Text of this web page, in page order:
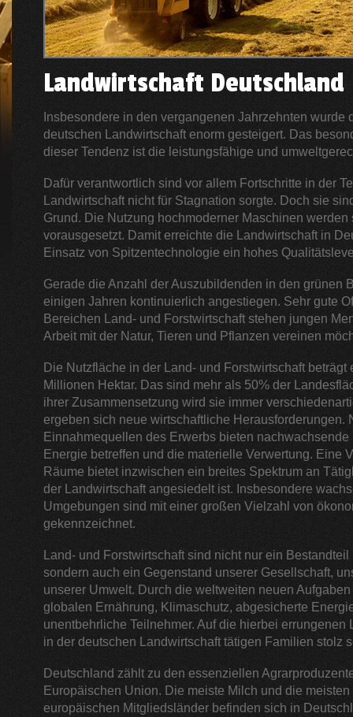
Landwirtschaft Deutschland
Insbesondere in den vergangenen Jahrzehnten wurde
deutschen Landwirtschaft enorm gesteigert. Das
dieser Tendenz ist die leistungsfähige und
Dafür verantwortlich sind vor allem Fortschritte in der
Landwirtschaft nicht für Stagnation sorgte. Doch sie
Grund. Die Nutzung hochmoderner Maschinen
vorausgesetzt. Damit erreichte die Landwirtschaft in
Einsatz von Spitzentechnologie ein hohes
Gerade die Anzahl der Auszubildenden in den grünen
einigen Jahren kontinuierlich angestiegen. Sehr gute
Bereichen Land- und Forstwirtschaft stehen jungen
Arbeit mit der Natur, Tieren und Pflanzen vereinen
Die Nutzfläche in der Land- und Forstwirtschaft beträgt
Millionen Hektar. Das sind mehr als 50% der
ihrer Zusammensetzung wird sie immer
ergeben sich neue wirtschaftliche Herausforderungen.
Einnahmequellen des Erwerbs bieten nachwachsende
Energie betreffen und die materielle Verwertung. Eine
Räume bietet inzwischen ein breites Spektrum an
der Landwirtschaft angesiedelt ist. Insbesondere
Umgebungen sind mit einer großen Vielzahl von
gekennzeichnet.
Land- und Forstwirtschaft sind nicht nur ein
sondern auch ein Gegenstand unserer Gesellschaft,
unserer Umwelt. Durch die weltweiten neuen
globalen Ernährung, Klimaschutz, abgesicherte
unentbehrliche Teilnehmer. Auf die hierbei errungenen
in der deutschen Landwirtschaft tätigen Familien stolz
Deutschland zählt zu den essenziellen
Europäischen Union. Die meiste Milch und die
europäischen Mitgliedsländer befinden sich in